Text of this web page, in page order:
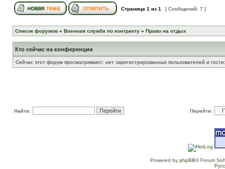
Страница 1 из 1 [ Сообщений: 7 ]
Список форумов » Военная служба по контракту » Право на отдых
Кто сейчас на конференции
Сейчас этот форум просматривают: нет зарегистрированных пользователей и
Найти: Перейти:
Powered by phpBB® Forum